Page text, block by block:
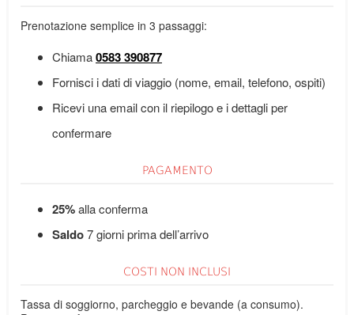
Prenotazione semplice in 3 passaggi:
Chiama0583 390877
Fornisci i dati di viaggio (nome, email, telefono, ospiti)
Ricevi una email con il riepilogo e i dettagli per
confermare
PAGAMENTO
25%alla conferma
Saldo7 giorni prima dell’arrivo
COSTI NON INCLUSI
Tassa di soggiorno, parcheggio e bevande (a consumo).